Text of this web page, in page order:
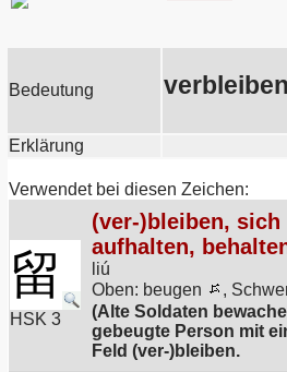
Bedeutung verbleiben
Erklärung
Verwendet bei diesen Zeichen:
留
HSK 3
(ver-)bleiben, sich
aufhalten,
liú
Oben: beugen
,
(Alte Soldaten
gebeugte Person mit
Feld (ver-)bleiben.